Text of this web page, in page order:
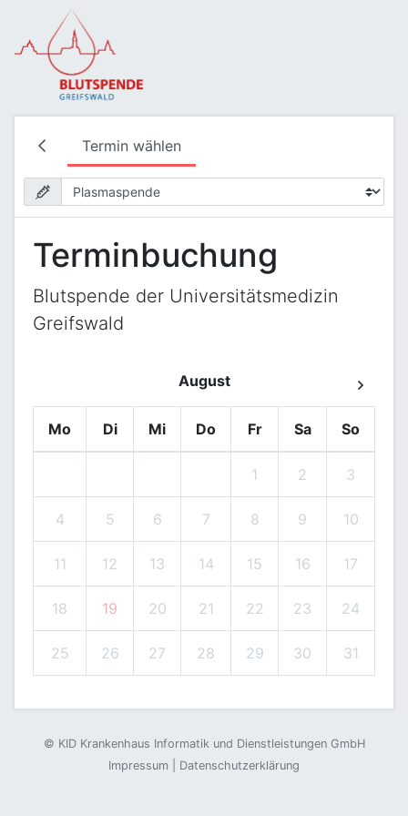
Termin wählen
Terminbuchung
Blutspende der Universitätsmedizin
Greifswald
August
Mo Di Mi Do Fr Sa So
1 2 3
4 5 6 7 8 9 10
11 12 13 14 15 16 17
18 19 20 21 22 23 24
25 26 27 28 29 30 31
© KID Krankenhaus Informatik und Dienstleistungen GmbH
Impressum
Datenschutzerklärung